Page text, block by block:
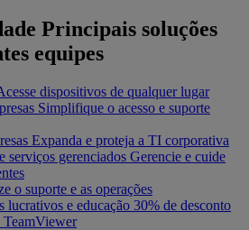
Principais soluções
equipes
dispositivos de qualquer lugar
Simplifique o acesso e suporte
Expanda e proteja a TI corporativa
serviços gerenciados Gerencie e cuide
o suporte e as operações
lucrativos e educação 30% de desconto
TeamViewer